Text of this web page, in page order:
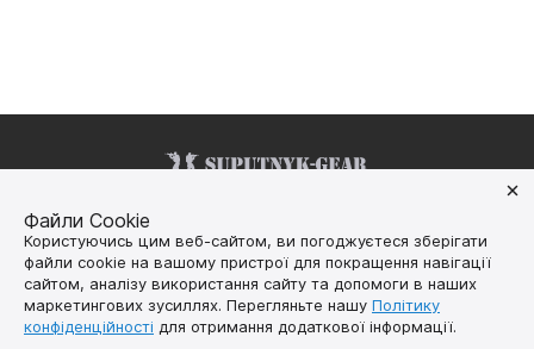
Про нас Як купити
Файли Cookie
Користуючись цим веб-сайтом, ви погоджуєтеся зберігати
файли cookie на вашому пристрої для покращення навігації
сайтом, аналізу використання сайту та допомоги в наших
маркетингових зусиллях. Перегляньте нашу Політику
конфіденційності для отримання додаткової інформації.